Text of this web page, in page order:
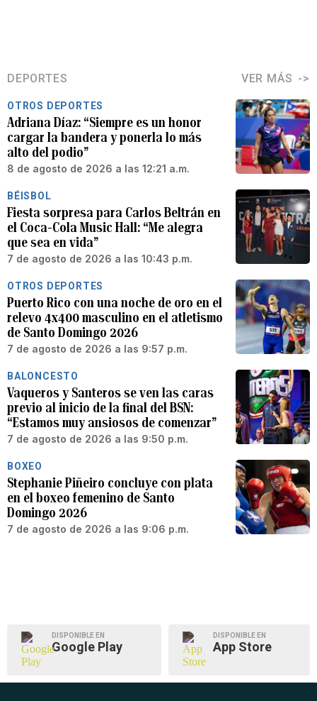
DEPORTES VER MÁS
OTROS DEPORTES
Adriana Díaz: “Siempre es un honor
cargar la bandera y ponerla lo más
alto del podio”
8 de agosto de 2026 a las 12:21 a.m.
BÉISBOL
Fiesta sorpresa para Carlos Beltrán en
el Coca-Cola Music Hall: “Me alegra
que sea en vida”
7 de agosto de 2026 a las 10:43 p.m.
OTROS DEPORTES
Puerto Rico con una noche de oro en el
relevo 4x400 masculino en el atletismo
de Santo Domingo 2026
7 de agosto de 2026 a las 9:57 p.m.
BALONCESTO
Vaqueros y Santeros se ven las caras
previo al inicio de la final del BSN:
“Estamos muy ansiosos de comenzar”
7 de agosto de 2026 a las 9:50 p.m.
BOXEO
Stephanie Piñeiro concluye con plata
en el boxeo femenino de Santo
Domingo 2026
7 de agosto de 2026 a las 9:06 p.m.
DISPONIBLE EN
Google Play
DISPONIBLE EN
App Store